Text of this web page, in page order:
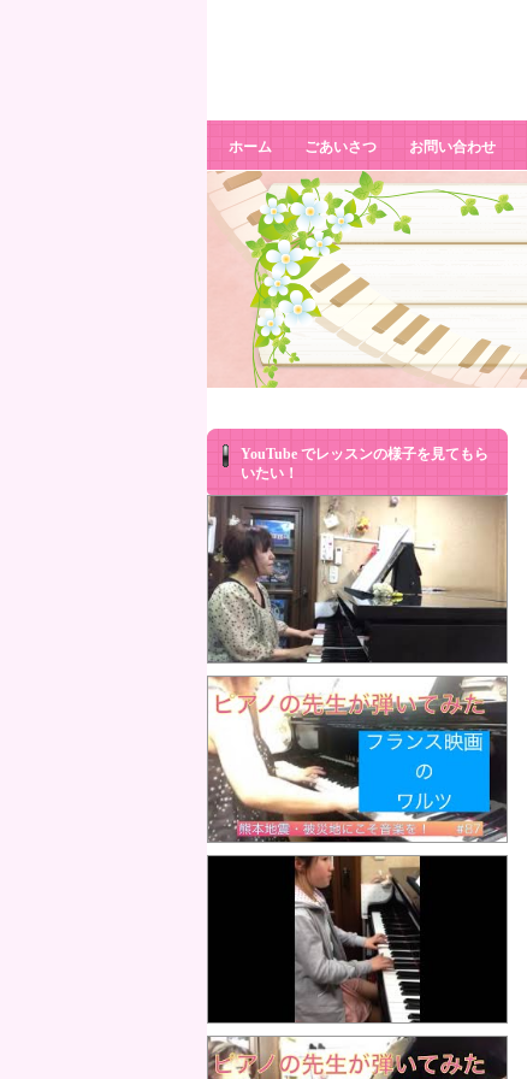
ホーム ごあいさつ お問い合わせ
YouTube でレッスンの様子を見てもら
いたい！